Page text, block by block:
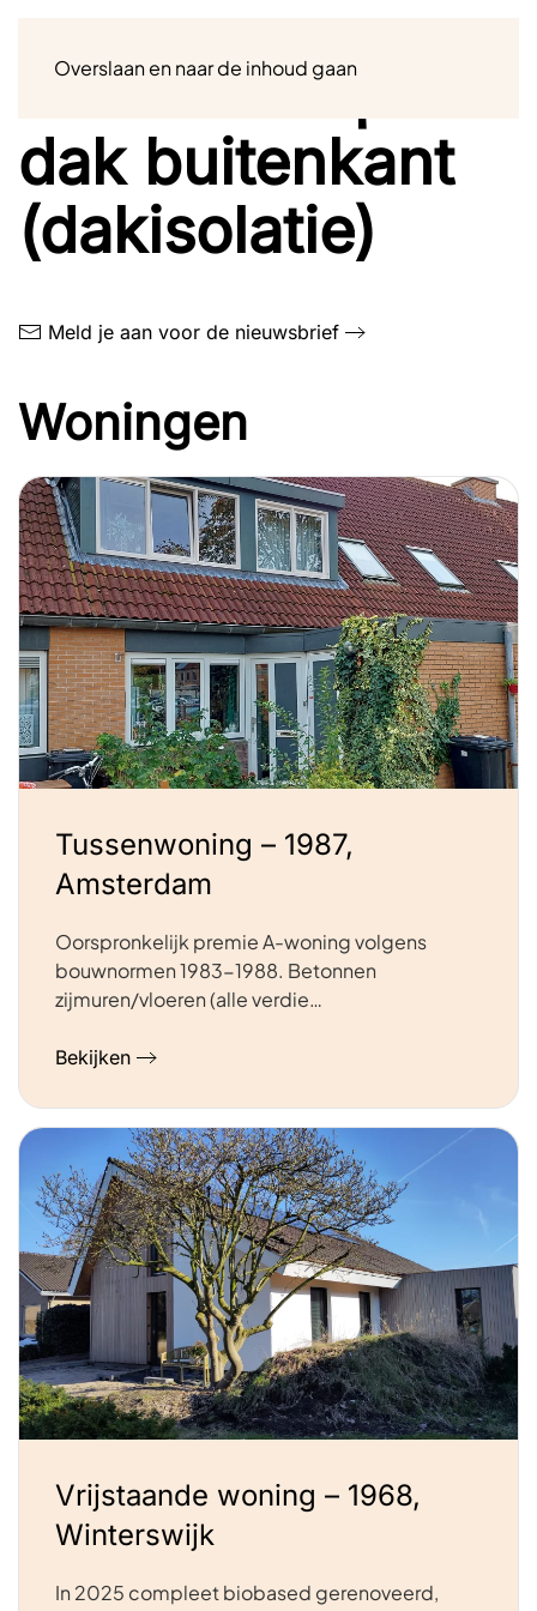
Overslaan en naar de inhoud gaan
Na-isolatie plat
dak buitenkant
(dakisolatie)
Meld je aan voor de nieuwsbrief
Woningen
Tussenwoning – 1987,
Amsterdam
Oorspronkelijk premie A-woning volgens
bouwnormen 1983-1988. Betonnen
zijmuren/vloeren (alle verdie…
Bekijken
Vrijstaande woning – 1968,
Winterswijk
In 2025 compleet biobased gerenoveerd,